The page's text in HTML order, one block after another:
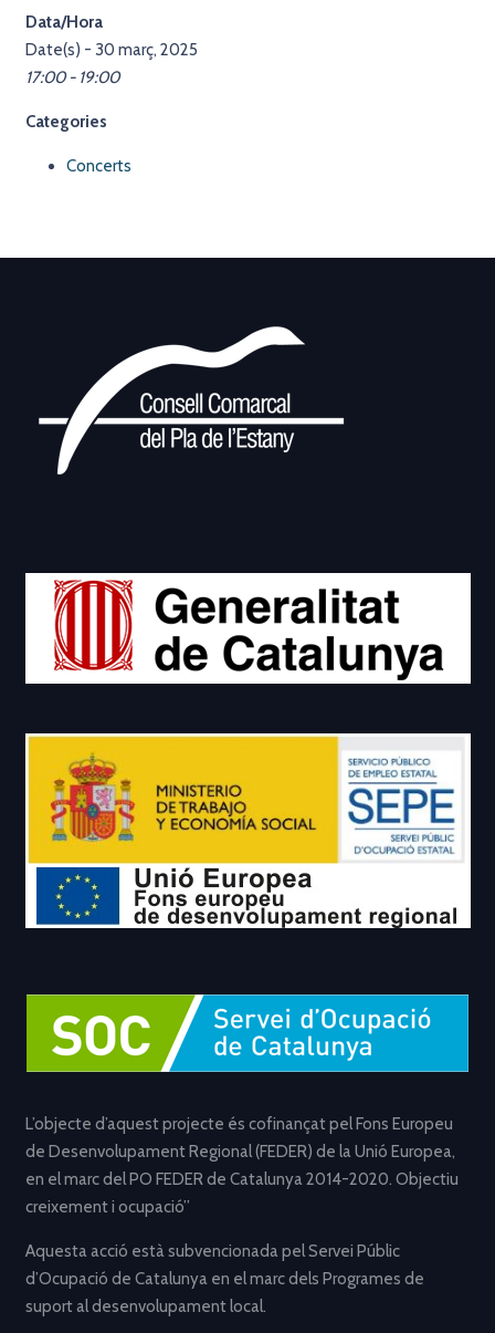
Data/Hora
Date(s) - 30 març, 2025
17:00 - 19:00
Categories
Concerts
L’objecte d’aquest projecte és cofinançat pel Fons Europeu
de Desenvolupament Regional (FEDER) de la Unió Europea,
en el marc del PO FEDER de Catalunya 2014-2020. Objectiu
creixement i ocupació”
Aquesta acció està subvencionada pel Servei Públic
d’Ocupació de Catalunya en el marc dels Programes de
suport al desenvolupament local.